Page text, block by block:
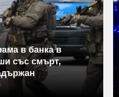
в банка в
със смърт,